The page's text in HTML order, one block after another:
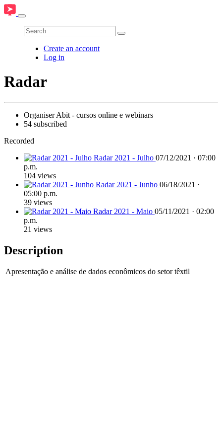
Create an account
Log in
Radar
Organiser Abit - cursos online e webinars
54 subscribed
Recorded
Radar 2021 - Julho 07/12/2021 · 07:00
p.m.
104 views
Radar 2021 - Junho 06/18/2021 ·
05:00 p.m.
39 views
Radar 2021 - Maio 05/11/2021 · 02:00
p.m.
21 views
Description
Apresentação e análise de dados econômicos do setor têxtil